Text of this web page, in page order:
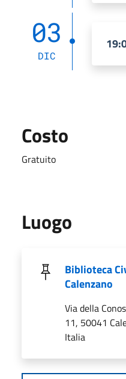
03
DIC
Costo
Gratuito
Luogo
Biblioteca
Calenzano
Via della
11, 50041
Italia